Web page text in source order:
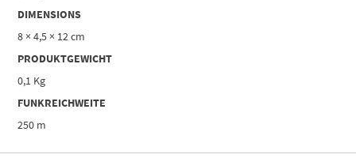
DIMENSIONS
8 × 4,5 × 12 cm
PRODUKTGEWICHT
0,1 Kg
FUNKREICHWEITE
250 m